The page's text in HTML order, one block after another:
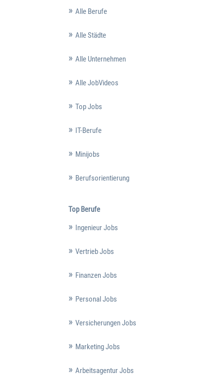
Alle Berufe
Alle Städte
Alle Unternehmen
Alle JobVideos
Top Jobs
IT-Berufe
Minijobs
Berufsorientierung
Top Berufe
Ingenieur Jobs
Vertrieb Jobs
Finanzen Jobs
Personal Jobs
Versicherungen Jobs
Marketing Jobs
Arbeitsagentur Jobs